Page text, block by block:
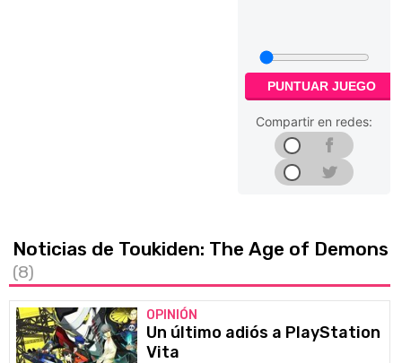
PUNTUAR JUEGO
Compartir en redes:
Noticias de Toukiden: The Age of Demons
(8)
OPINIÓN
Un último adiós a PlayStation
Vita